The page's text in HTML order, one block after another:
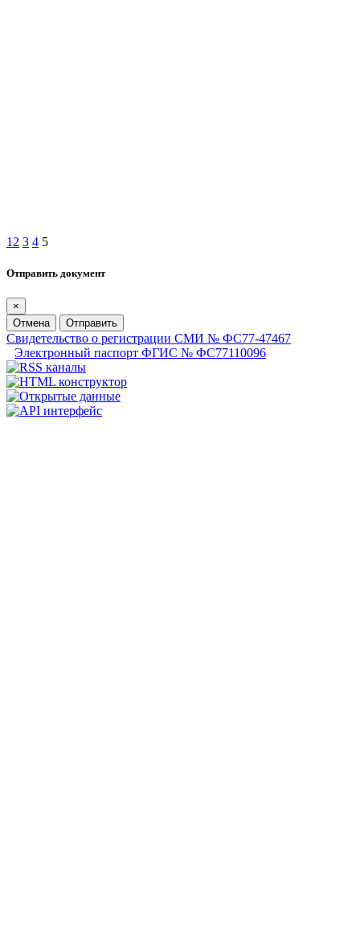
1 2 3 4 5
Отправить документ
×
Отмена
Отправить
Свидетельство о регистрации СМИ № ФС77-47467
Электронный паспорт ФГИС № ФС77110096